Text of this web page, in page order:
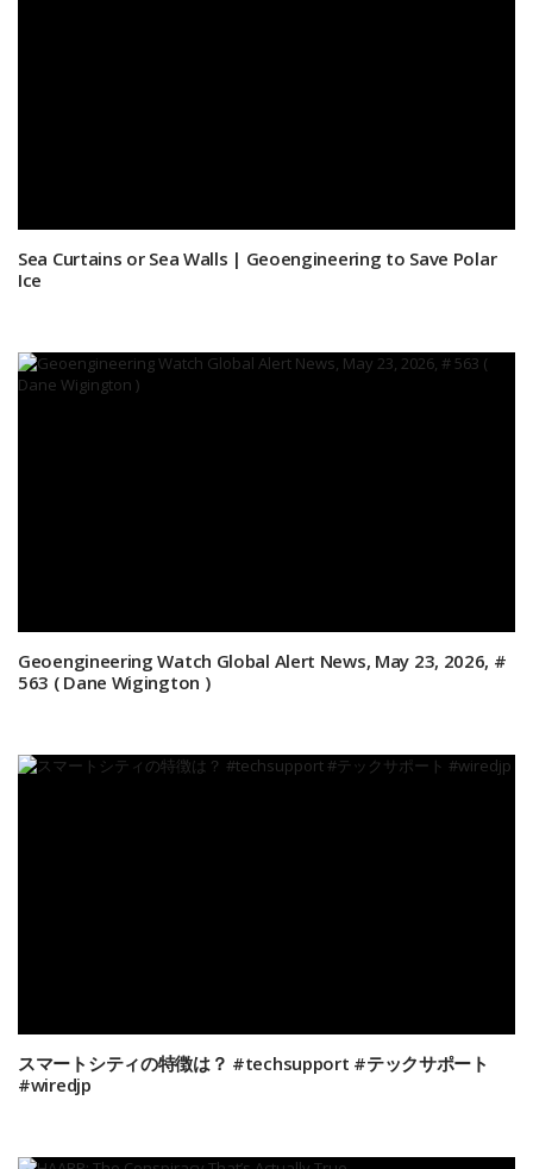
Sea Curtains or Sea Walls | Geoengineering to Save Polar
Ice
Geoengineering Watch Global Alert News, May 23, 2026, #
563 ( Dane Wigington )
スマートシティの特徴は？ #techsupport #テックサポート
#wiredjp